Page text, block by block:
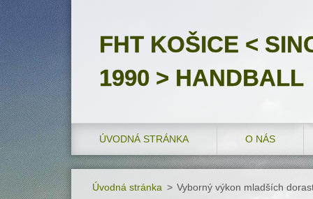
FHT KOŠICE <
1990 > HANDBALL
ÚVODNÁ STRÁNKA O NÁS
Úvodná stránka > Vyborný výkon mladších